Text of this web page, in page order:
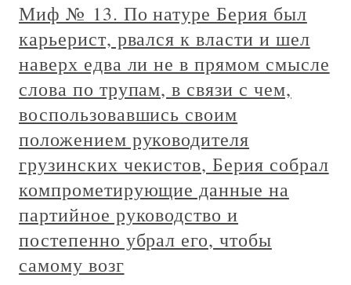
Миф № 13. По натуре Берия был
карьерист, рвался к власти и шел
наверх едва ли не в прямом смысле
слова по трупам, в связи с чем,
воспользовавшись своим
положением руководителя
грузинских чекистов, Берия собрал
компрометирующие данные на
партийное руководство и
постепенно убрал его, чтобы
самому возг